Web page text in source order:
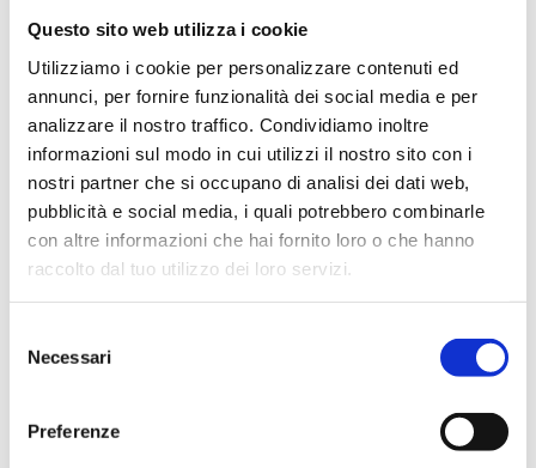
Questo sito web utilizza i cookie
Utilizziamo i cookie per personalizzare contenuti ed
annunci, per fornire funzionalità dei social media e per
analizzare il nostro traffico. Condividiamo inoltre
informazioni sul modo in cui utilizzi il nostro sito con i
nostri partner che si occupano di analisi dei dati web,
pubblicità e social media, i quali potrebbero combinarle
con altre informazioni che hai fornito loro o che hanno
raccolto dal tuo utilizzo dei loro servizi.
delNecessari
Preferenze
07S0200ASM G 3/4 M - G 3/4 M
07S0200AGM G 3/4 M - G 3/4 M 1
07S0200AXM G 3/4 M - G 3/4 M 1
07S0200BUM G 3/4 M - G 3/4 M 1
07S0200BXM 1